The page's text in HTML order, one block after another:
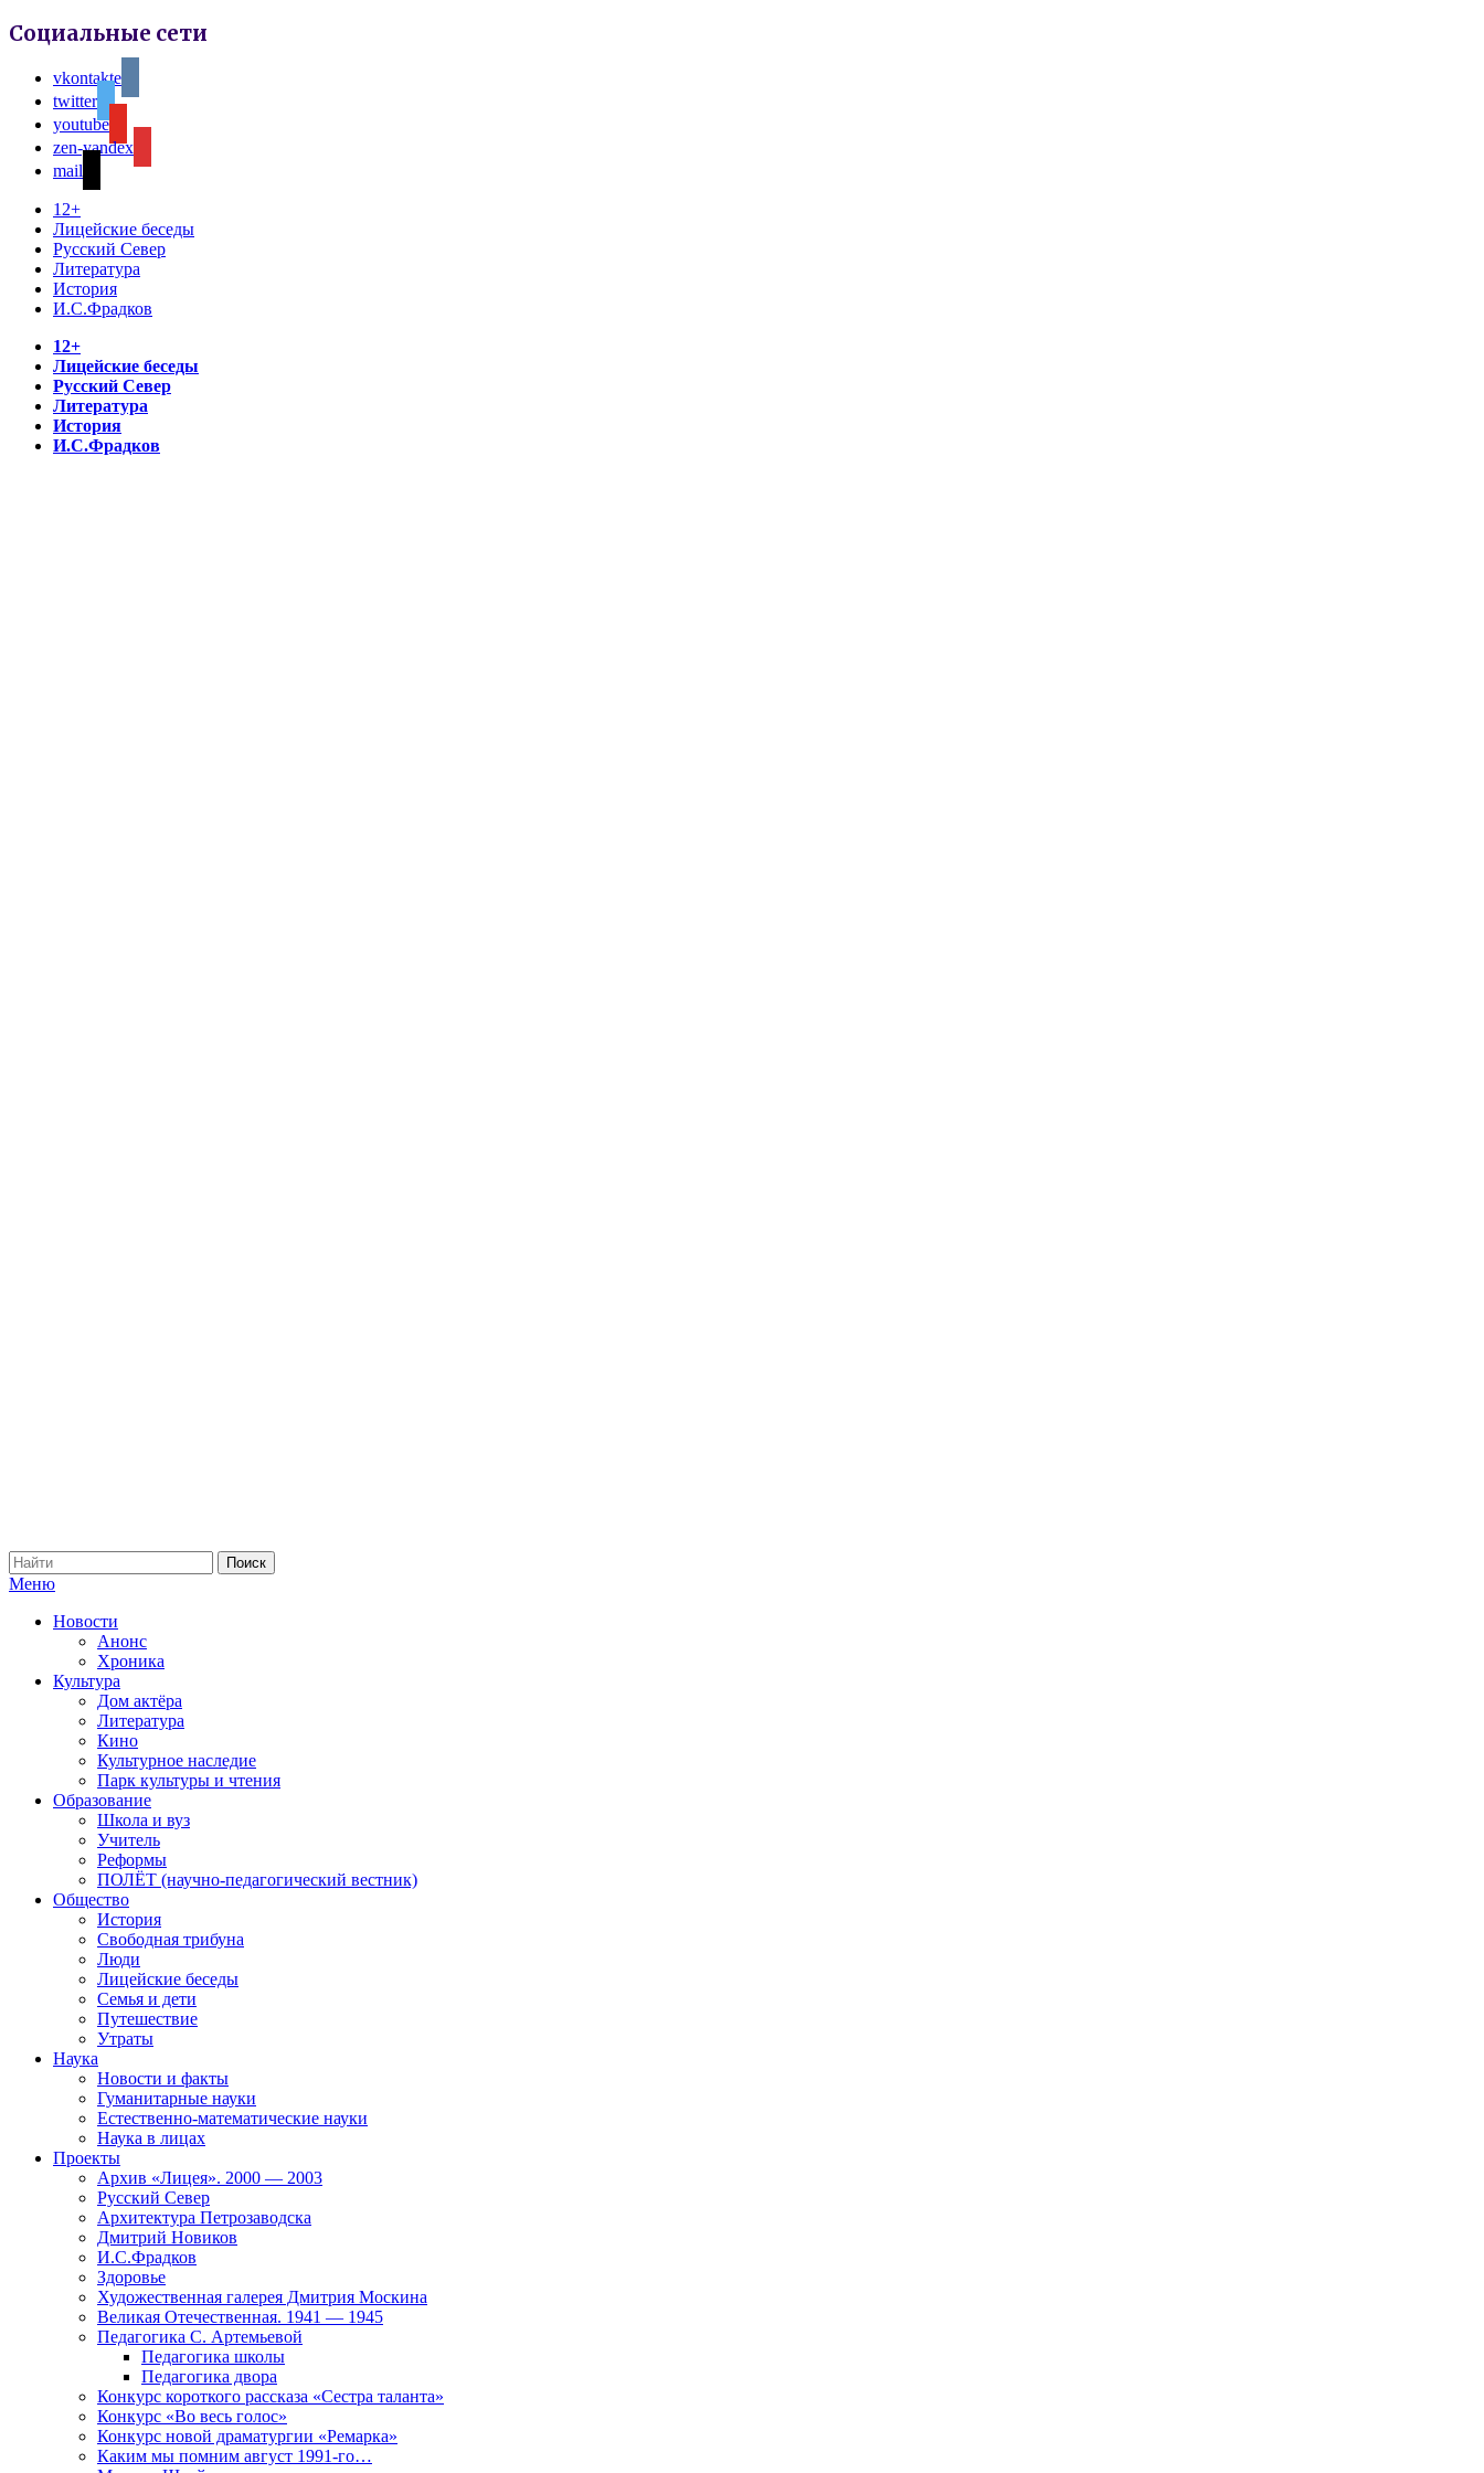
Социальные сети
vkontakte
twitter
youtube
zen-yandex
mail
12+
Лицейские беседы
Русский Север
Литература
История
И.С.Фрадков
12+
Лицейские беседы
Русский Север
Литература
История
И.С.Фрадков
Меню
Новости
Анонс
Хроника
Культура
Дом актёра
Литература
Кино
Культурное наследие
Парк культуры и чтения
Образование
Школа и вуз
Учитель
Реформы
ПОЛЁТ (научно-педагогический вестник)
Общество
История
Свободная трибуна
Люди
Лицейские беседы
Семья и дети
Путешествие
Утраты
Наука
Новости и факты
Гуманитарные науки
Естественно-математические науки
Наука в лицах
Проекты
Архив «Лицея». 2000 — 2003
Русский Север
Архитектура Петрозаводска
Дмитрий Новиков
И.С.Фрадков
Здоровье
Художественная галерея Дмитрия Москина
Великая Отечественная. 1941 — 1945
Педагогика С. Артемьевой
Педагогика школы
Педагогика двора
Конкурс короткого рассказа «Сестра таланта»
Конкурс «Во весь голос»
Конкурс новой драматургии «Ремарка»
Каким мы помним август 1991-го…